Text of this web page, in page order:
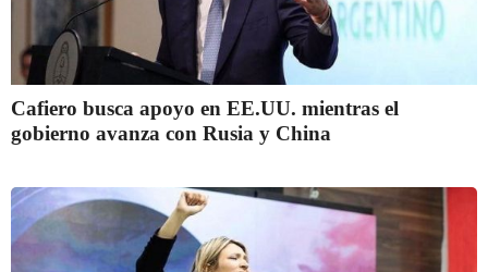
Cafiero busca apoyo en EE.UU. mientras el
gobierno avanza con Rusia y China